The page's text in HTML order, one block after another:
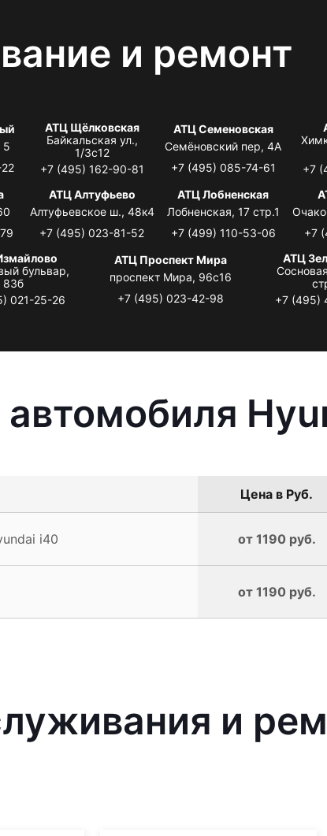
и ремонт
5
АТЦ Щёлковская
Байкальская ул.,
1/3с12
+7 (495) 162-90-81
АТЦ Семеновская
Семёновский пер, 4А
+7 (495) 085-74-61
+7
АТЦ Алтуфьево
Алтуфьевское ш., 48к4
+7 (495) 023-81-52
АТЦ Лобненская
Лобненская, 17 стр.1
+7 (499) 110-53-06
+7
бульвар,
83б
021-25-26
АТЦ Проспект Мира
проспект Мира, 96с16
+7 (495) 023-42-98
АТЦ
+7 (495)
Цена в Руб.
i40 от 1190 руб.
от 1190 руб.
и